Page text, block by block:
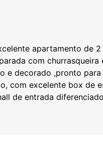
apartamento
com
e decorado ,pronto
com excelente box de
de entrada